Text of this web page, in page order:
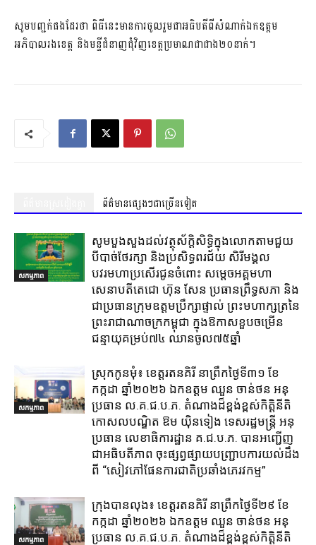
សូមបញ្ជក់ផងដែរថា ពិធីនេះមានការចូលរួមជាអធិបតីពីសំណាក់ឯកឧត្តម
អភិបាលរងខេត្ត និងមន្ទីជំនាញជុំវិញខេត្តប្រមាណជាជាង២០នាក់។
ព័ត៌មានផ្សេងៗជាច្រើនទៀត
សកម្មភាព
សូមបួងសួងដល់វត្ថុស័ក្តិសិទ្ធិក្នុងលោកតាមជួយ
បីបាច់ថែរក្សា និងប្រសិទ្ធពរជ័យ សិរីមង្គល
បវរមហាប្រសើរជូនចំពោះ សម្តេចអគ្គមហា
សេនាបតីតេជោ ហ៊ុន សែន ប្រធានព្រឹទ្ធសភា និង
ជាប្រធានក្រុមឧត្តមប្រឹក្សាផ្ទាល់ ព្រះមហាក្សត្រនៃ
ព្រះរាជាណាចក្រកម្ពុជា ក្នុងឱកាសខួបចម្រើន
ជន្មាយុគម្រប់៧៤ ឈានចូល៧៥ឆ្នាំ
សកម្មភាព
ស្រុក​កូនមុំ៖ ខេត្ត​រតនគិរី​ នាព្រឹកថ្ងៃទី៣១​ ខែ
កក្កដា ឆ្នាំ២០២៦ ឯកឧត្តម​ ឈួន ចាន់ថន អនុ
ប្រធាន ល.គ.ជ.ប.ភ. តំណាង​ដ៏ខ្ពង់ខ្ពស់​កិត្តិនីតិ
កោសលបណ្ឌិត​ ឱម​ យ៉ិនទៀង​ ទេសរដ្ឋមន្រ្តី​ អនុ
ប្រធាន​ លេខាធិការ​ដ្ឋាន​ គ.ជ.ប.ភ​. បានអញ្ជើញ
ជាអធិបតីភាព​ ចុះផ្សព្វផ្សាយ​បញ្ជ្រាប​ការ​យល់​ដឹង​
ពី​ “សៀវភៅផែនការជាតិប្រឆាំងភេរវកម្ម”
សកម្មភាព
ក្រុង​បាន​លុង​៖ ខេត្ត​រតនគិរី​ នាព្រឹកថ្ងៃទី២៩ ខែ
កក្កដា ឆ្នាំ២០២៦ ឯកឧត្តម​ ឈួន ចាន់ថន អនុ
ប្រធាន ល.គ.ជ.ប.ភ. តំណាង​ដ៏ខ្ពង់ខ្ពស់​កិត្តិនីតិ